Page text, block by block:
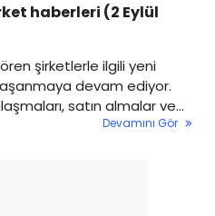
haberleri (2 Eylül
şirketlerle ilgili yeni
devam ediyor.
satın almalar ve
gelişme yatırımcıların
Devamını Gör